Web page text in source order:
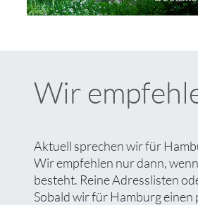
Wir
Aktuell sprechen wir für
Wir empfehlen nur dann,
besteht. Reine Adresslisten
Sobald wir für Hamburg